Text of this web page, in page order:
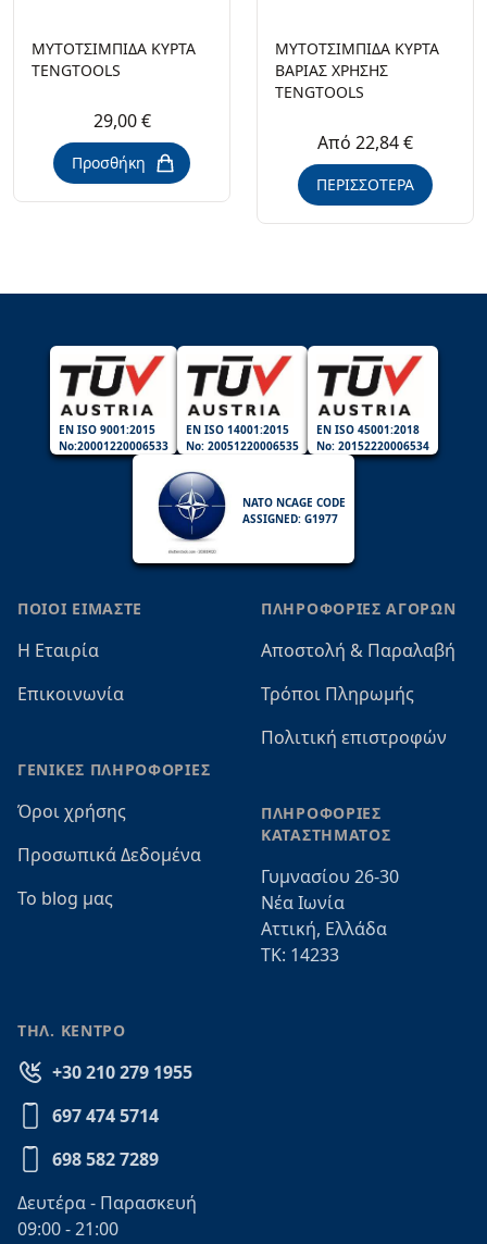
ΜΥΤΟΤΣΙΜΠΙΔΑ ΚΥΡΤΑ
TENGTOOLS
29,00 €
Προσθήκη
ΜΥΤΟΤΣΙΜΠΙΔΑ ΚΥΡΤΑ
ΒΑΡΙΑΣ ΧΡΗΣΗΣ
TENGTOOLS
Από 22,84 €
ΠΕΡΙΣΣΟΤΕΡΑ
EN ISO 9001:2015
No:20001220006533
EN ISO 14001:2015
No: 20051220006535
EN ISO 45001:2018
No: 20152220006534
NATO NCAGE CODE
ASSIGNED: G1977
ΠΟΙΟΙ ΕΙΜΑΣΤΕ
Η Εταιρία
Επικοινωνία
ΓΕΝΙΚΕΣ ΠΛΗΡΟΦΟΡΙΕΣ
Όροι χρήσης
Προσωπικά Δεδομένα
Το blog μας
ΠΛΗΡΟΦΟΡΙΕΣ ΑΓΟΡΩΝ
Αποστολή & Παραλαβή
Τρόποι Πληρωμής
Πολιτική επιστροφών
ΠΛΗΡΟΦΟΡΙΕΣ
ΚΑΤΑΣΤΗΜΑΤΟΣ
Γυμνασίου 26-30
Νέα Ιωνία
Αττική, Ελλάδα
ΤΚ: 14233
ΤΗΛ. ΚΕΝΤΡΟ
+30 210 279 1955
697 474 5714
698 582 7289
Δευτέρα - Παρασκευή
09:00 - 21:00